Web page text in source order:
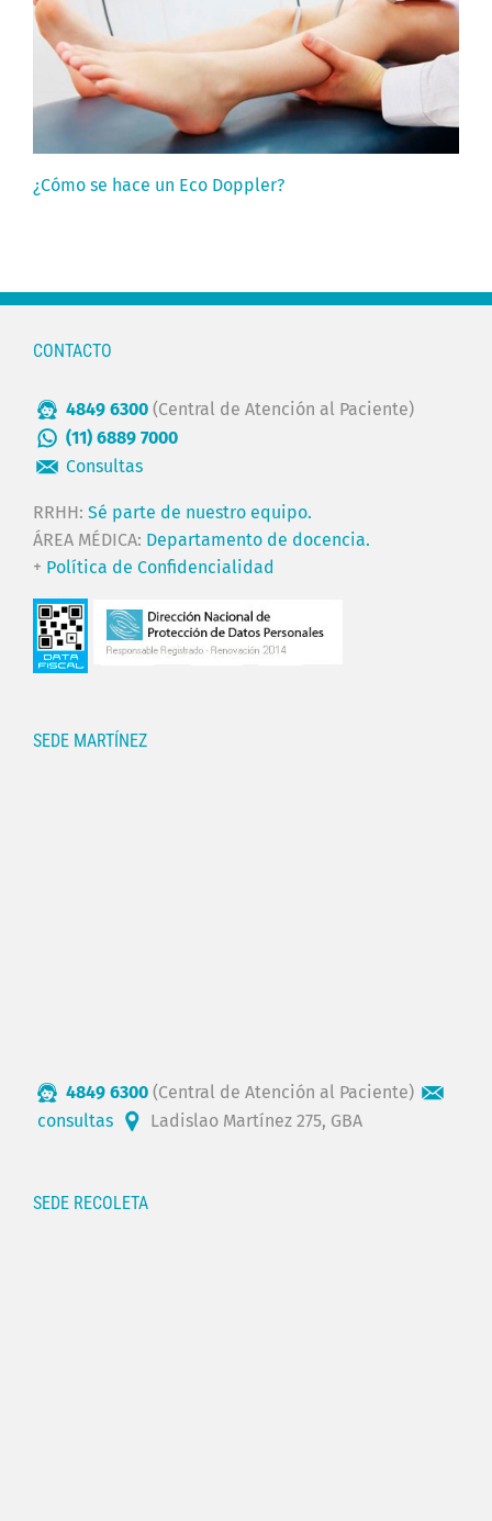
¿Cómo se hace un Eco Doppler?
CONTACTO
4849 6300 (Central de Atención al Paciente)
(11) 6889 7000
Consultas
RRHH: Sé parte de nuestro equipo.
ÁREA MÉDICA: Departamento de docencia.
+ Política de Confidencialidad
SEDE MARTÍNEZ
4849 6300 (Central de Atención al Paciente)
consultas
Ladislao Martínez 275, GBA
SEDE RECOLETA